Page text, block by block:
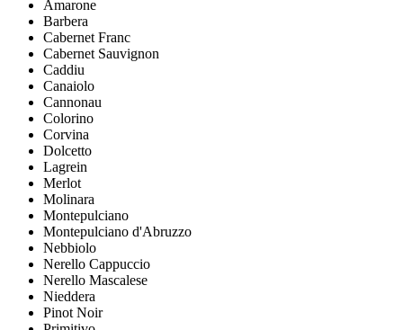
Amarone
Barbera
Cabernet Franc
Cabernet Sauvignon
Caddiu
Canaiolo
Cannonau
Colorino
Corvina
Dolcetto
Lagrein
Merlot
Molinara
Montepulciano
Montepulciano d'Abruzzo
Nebbiolo
Nerello Cappuccio
Nerello Mascalese
Nieddera
Pinot Noir